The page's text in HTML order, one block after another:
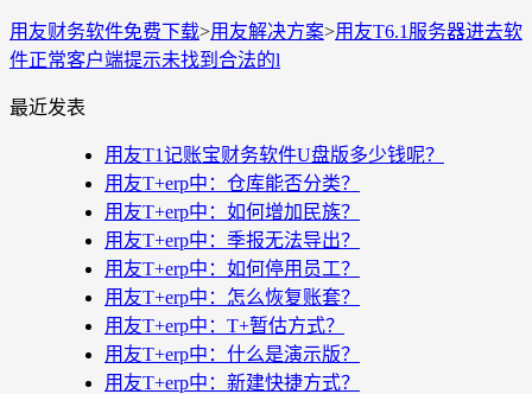
用友财务软件免费下载>用友解决方案>用友T6.1服务器进去软
件正常客户端提示未找到合法的l
最近发表
用友T1记账宝财务软件U盘版多少钱呢？
用友T+erp中：仓库能否分类？
用友T+erp中：如何增加民族？
用友T+erp中：季报无法导出？
用友T+erp中：如何停用员工？
用友T+erp中：怎么恢复账套？
用友T+erp中：T+暂估方式？
用友T+erp中：什么是演示版？
用友T+erp中：新建快捷方式？